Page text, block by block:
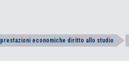
prestazioni economiche diritto allo studio